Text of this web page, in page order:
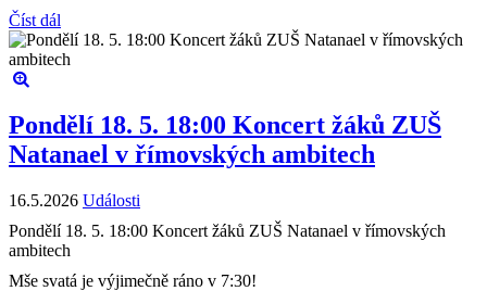
Číst dál
Pondělí 18. 5. 18:00 Koncert žáků ZUŠ
Natanael v římovských ambitech
16.5.2026 Události
Pondělí 18. 5. 18:00 Koncert žáků ZUŠ Natanael v římovských
ambitech
Mše svatá je výjimečně ráno v 7:30!